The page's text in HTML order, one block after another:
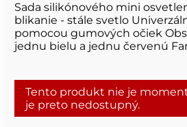
Sada silikónového mini
blikanie - stále svetlo
pomocou gumových očiek
jednu bielu a jednu červenú
Tento produkt nie je
je preto nedostupný.